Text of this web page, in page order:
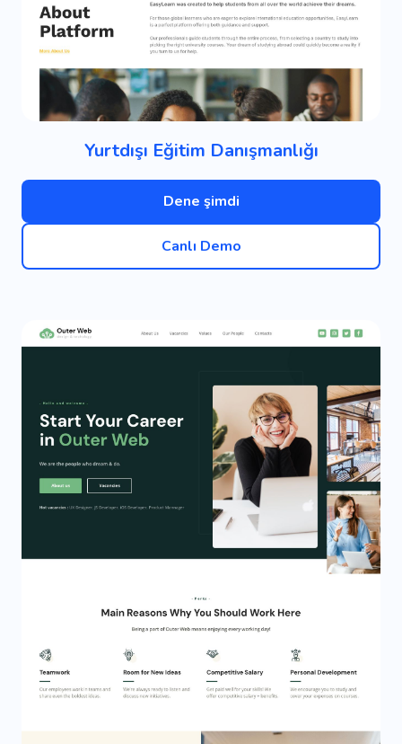
Yurtdışı Eğitim Danışmanlığı
Dene şimdi
Canlı Demo